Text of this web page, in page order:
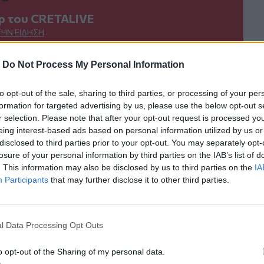
Do Not Process My Personal Information
opt-out of the sale, sharing to third parties, or processing of your
for targeted advertising by us, please use the below opt-out
selection. Please note that after your opt-out request is processed
interest-based ads based on personal information utilized by us
to third parties prior to your opt-out. You may separately
of your personal information by third parties on the IAB’s list of
This information may also be disclosed by us to third parties on the
Participants that may further disclose it to other third parties.
Data Processing Opt Outs
opt-out of the Sharing of my personal data.
του CRETALIVE
ΕΊΔΗΣΗ
τους στην Ελλάδα
στις διακοπές τους στην Ελλάδα
Το απολαυστικό βίντεο της Νατάσας Θεοδωρίδου με τη
LIFESTYLE 03:34
Το απολαυστικό βίντεο της
Το απολαυστικό βίντεο της
Νατάσας Θεοδωρίδου με τη
μητέρα της
του συζύγου της, Μπένι Μπλάνκο
στο νέο βίντεο του συζύγου της, Μπένι Μπλάνκο
Τζέιμς Μποντ: Η ανακοίνωση του
τέλος του 2026